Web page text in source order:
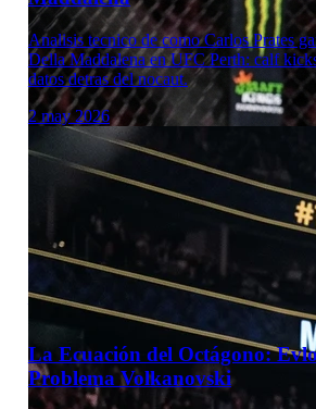
Laboratorio Técnico
Analisis tecnico de como Carlos Prates
Della Maddalena en UFC Perth: calf
datos detras del nocaut.
2 may 2026
La Ecuación del Octágono:
Problema Volkanovski